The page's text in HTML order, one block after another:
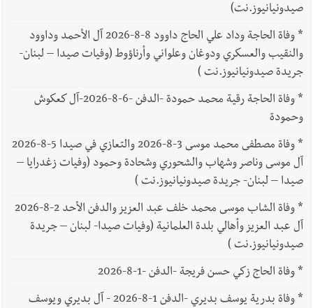
صيدونيانيوز.نت)
*
وفاة الحاجة وداد علي الحاج داوود 8-8-2026 آل الأحمد وداوود
والنقيب والعسكري ودوغان وعلواني وأرناؤوط (وفيات صيدا – لبنان-
جريدة صيدونيانيوز.نت )
*
وفاة الحاجة رقية محمد حمودة -الدفن -6-8-2026-آل كعكوش
وحمودة
*
وفاة مصطفى محمد موسى 3-8-2026 والتعازي في صيدا 5-8-2026
آل موسى وناصر وشهاب والشحوري وشحادة وحمود (وفيات زغدرايا –
صيدا – لبنان- جريدة صيدونيانيوز.نت )
*
وفاة الشاب موسى محمد خلف عبد العزيز والدفن الأحد 2-8-2026
آل عبد العزيز وأهالي بلدة العلمانية (وفيات صيدا- لبنان – جريدة
صيدونيانيوز.نت )
*وفاة الحاج زكي حسن فريجة -الدفن -1-8-2026
*
وفاة بدرية يوسف بديري -الدفن 1-8-2026 - آل بديري ويوسف